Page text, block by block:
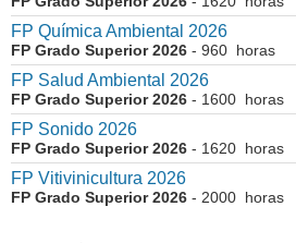
FP Química Ambiental 2026
FP Grado Superior 2026 - 960 horas
FP Salud Ambiental 2026
FP Grado Superior 2026 - 1600 horas
FP Sonido 2026
FP Grado Superior 2026 - 1620 horas
FP Vitivinicultura 2026
FP Grado Superior 2026 - 2000 horas